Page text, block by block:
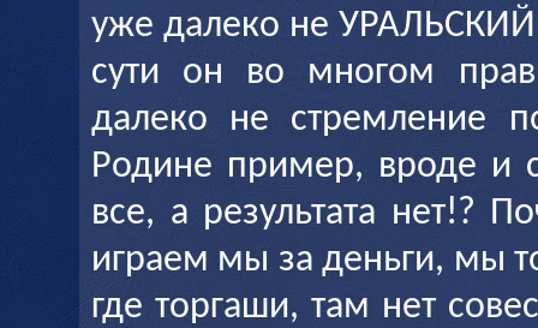
уже далеко не
сути он во многом
далеко не стремление
Родине пример, вроде и
все, а результата нет!?
играем мы за деньги, мы
где торгаши, там нет